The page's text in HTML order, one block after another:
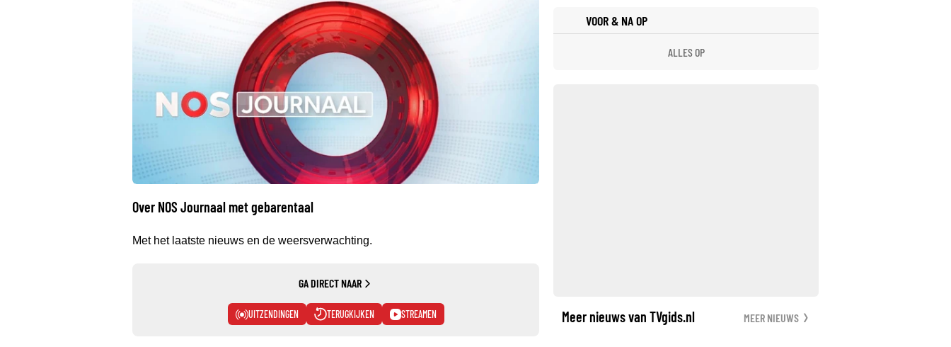
Over NOS Journaal met gebarentaal
Met het laatste nieuws en de weersverwachting.
GA DIRECT NAAR
UITZENDINGEN TERUGKIJKEN STREAMEN
VOOR & NA OP
ALLES OP
Meer nieuws van TVgids.nl MEER NIEUWS